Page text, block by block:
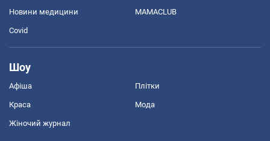
Новини медицини MAMACLUB
Covid
Шоу
Афіша Плітки
Краса Мода
Жіночий журнал